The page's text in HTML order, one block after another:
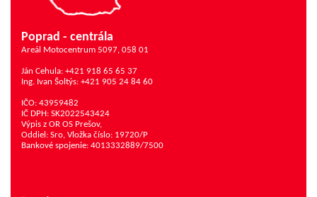
Poprad - centrála
Areál Motocentrum 5097, 058 01
Ján Cehula: +421 918 65 65 37
Ing. Ivan Šoltýs: +421 905 24 84 60
IČO: 43959482
IČ DPH: SK2022543424
Výpis z OR OS Prešov,
Oddiel: Sro, Vložka číslo: 19720/P
Bankové spojenie: 4013332889/7500